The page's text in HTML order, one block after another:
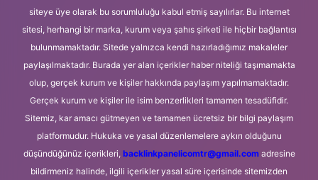
siteye üye olarak bu sorumluluğu kabul etmiş sayılırlar. Bu internet
sitesi, herhangi bir marka, kurum veya şahıs şirketi ile hiçbir bağlantısı
bulunmamaktadır. Sitede yalnızca kendi hazırladığımız makaleler
paylaşılmaktadır. Burada yer alan içerikler haber niteliği taşımamakta
olup, gerçek kurum ve kişiler hakkında paylaşım yapılmamaktadır.
Gerçek kurum ve kişiler ile isim benzerlikleri tamamen tesadüfidir.
Sitemiz, kar amacı gütmeyen ve tamamen ücretsiz bir bilgi paylaşım
platformudur. Hukuka ve yasal düzenlemelere aykırı olduğunu
düşündüğünüz içerikleri, backlinkpanelicomtr@gmail.comadresine
bildirmeniz halinde, ilgili içerikler yasal süre içerisinde sitemizden